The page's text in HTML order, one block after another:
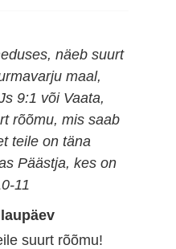
näeb suurt
maal,
9:1 või Vaata,
rõõmu, mis saab
teile on täna
Päästja, kes on
11
suurt rõõmu!